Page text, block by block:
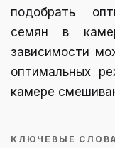
подобрать
семян в
зависимости
оптимальных
камере
КЛЮЧЕВЫЕ